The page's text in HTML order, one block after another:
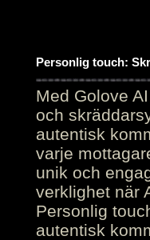
Personlig touch:
Med Golove
och
autentisk
varje
unik och
verklighet när
Personlig
autentisk